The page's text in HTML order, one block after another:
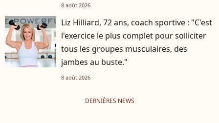
8 août 2026
Liz Hilliard, 72 ans, coach sportive : "C'est
l'exercice le plus complet pour solliciter
tous les groupes musculaires, des
jambes au buste."
8 août 2026
DERNIÈRES NEWS